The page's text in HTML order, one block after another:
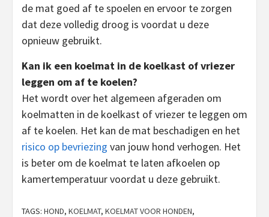
de mat goed af te spoelen en ervoor te zorgen
dat deze volledig droog is voordat u deze
opnieuw gebruikt.
Kan ik een koelmat in de koelkast of vriezer
leggen om af te koelen?
Het wordt over het algemeen afgeraden om
koelmatten in de koelkast of vriezer te leggen om
af te koelen. Het kan de mat beschadigen en het
risico op bevriezing van jouw hond verhogen. Het
is beter om de koelmat te laten afkoelen op
kamertemperatuur voordat u deze gebruikt.
TAGS: HOND, KOELMAT, KOELMAT VOOR HONDEN,